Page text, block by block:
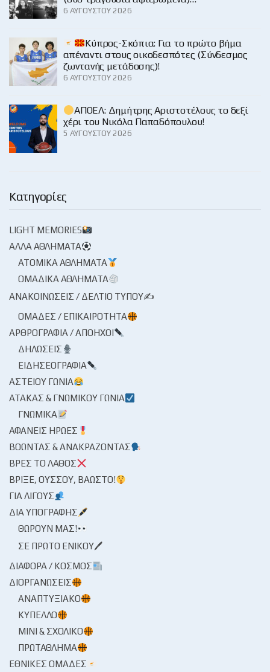
6 ΑΥΓΟΎΣΤΟΥ 2026
Κύπρος-Σκόπια: Για το πρώτο βήμα
απέναντι στους οικοδεσπότες (Σύνδεσμος
ζωντανής μετάδοσης)!
6 ΑΥΓΟΎΣΤΟΥ 2026
ΑΠΟΕΛ: Δημήτρης Αριστοτέλους το δεξί
χέρι του Νικόλα Παπαδόπουλου!
5 ΑΥΓΟΎΣΤΟΥ 2026
Κατηγορίες
LIGHT MEMORIES
ΆΛΛΑ ΑΘΛΉΜΑΤΑ
ΑΤΟΜΙΚΆ ΑΘΛΉΜΑΤΑ
ΟΜΑΔΙΚΆ ΑΘΛΉΜΑΤΑ
ΑΝΑΚΟΙΝΏΣΕΙΣ / ΔΕΛΤΊΟ ΤΎΠΟΥ✍
ΟΜΆΔΕΣ / ΕΠΙΚΑΙΡΌΤΗΤΑ
ΑΡΘΡΟΓΡΑΦΊΑ / ΑΠΌΗΧΟΙ
ΔΗΛΏΣΕΙΣ
ΕΙΔΗΣΕΟΓΡΑΦΊΑ
ΑΣΤΕΊΟΥ ΓΩΝΊΑ
ΑΤΆΚΑΣ & ΓΝΩΜΙΚΟΎ ΓΩΝΊΑ
ΓΝΩΜΙΚΆ
ΑΦΑΝΕΊΣ ΉΡΩΕΣ
ΒΟΏΝΤΑΣ & ΑΝΑΚΡΆΖΟΝΤΑΣ
ΒΡΕΣ ΤΟ ΛΆΘΟΣ
ΒΡΊΞΕ, ΟΎΣΣΟΥ, ΒΆΩΣΤΟ!
ΓΙΑ ΛΊΓΟΥΣ
ΔΙΑ ΥΠΟΓΡΑΦΉΣ
ΘΩΡΟΎΝ ΜΑΣ!
ΣΕ ΠΡΏΤΟ ΕΝΙΚΟΎ🖊
ΔΙΆΦΟΡΑ / ΚΌΣΜΟΣ
ΔΙΟΡΓΑΝΏΣΕΙΣ
ΑΝΑΠΤΥΞΙΑΚΌ
ΚΎΠΕΛΛΟ
ΜΊΝΙ & ΣΧΟΛΙΚΌ
ΠΡΩΤΆΘΛΗΜΑ
ΕΘΝΙΚΈΣ ΟΜΆΔΕΣ